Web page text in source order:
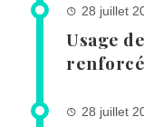
28 juillet
Usage
28 juillet